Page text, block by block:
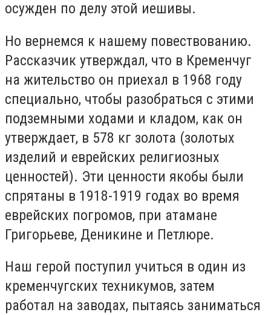
осужден по делу этой иешивы.
Но вернемся к нашему повествованию.
Рассказчик утверждал, что в Кременчуг
на жительство он приехал в 1968 году
специально, чтобы разобраться с этими
подземными ходами и кладом, как он
утверждает, в 578 кг золота (золотых
изделий и еврейских религиозных
ценностей). Эти ценности якобы были
спрятаны в 1918-1919 годах во время
еврейских погромов, при атамане
Григорьеве, Деникине и Петлюре.
Наш герой поступил учиться в один из
кременчугских техникумов, затем
работал на заводах, пытаясь заниматься